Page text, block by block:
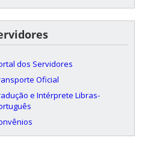
dos Servidores
Oficial
e Intérprete Libras-